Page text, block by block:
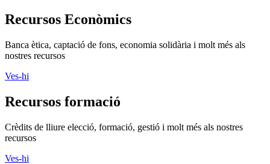
Recursos Econòmics
Banca ètica, captació de fons, economia solidària i molt més als
nostres recursos
Ves-hi
Recursos formació
Crèdits de lliure elecció, formació, gestió i molt més als nostres
recursos
Ves-hi